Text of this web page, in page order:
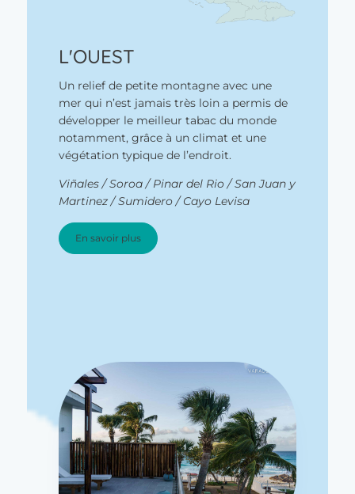
L'OUEST
Un relief de petite montagne avec une
mer qui n’est jamais très loin a permis de
développer le meilleur tabac du monde
notamment, grâce à un climat et une
végétation typique de l’endroit.
Viñales / Soroa / Pinar del Rio / San Juan y
Martinez / Sumidero / Cayo Levisa
En savoir plus